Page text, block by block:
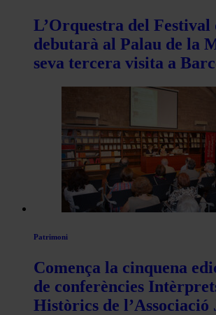
L’Orquestra del Festival
debutarà al Palau de la
seva tercera visita a
Patrimoni
Comença la cinquena
de conferències
Històrics de l’Associació